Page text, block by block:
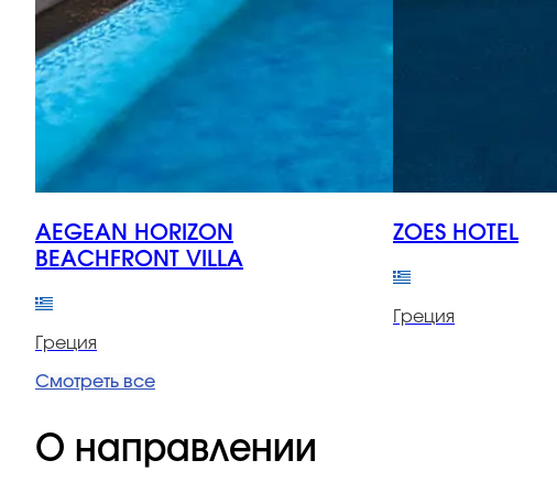
AEGEAN HORIZON
BEACHFRONT VILLA
Греция
ZOES HOTEL
Греция
Смотреть все
О направлении